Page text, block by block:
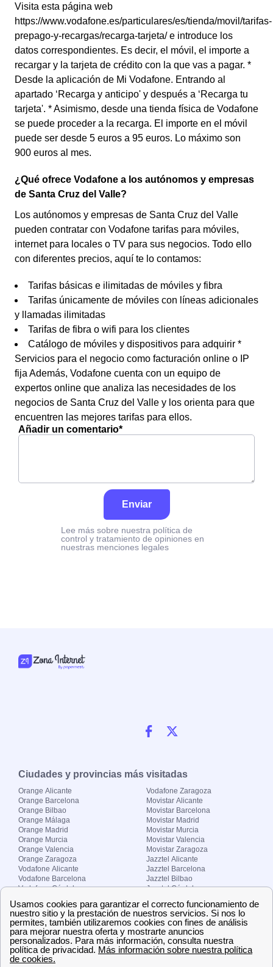
Visita esta página web
https://www.vodafone.es/particulares/es/tienda/movil/tarifas-
prepago-y-recargas/recarga-tarjeta/ e introduce los
datos correspondientes. Es decir, el móvil, el importe a
recargar y la tarjeta de crédito con la que vas a pagar. *
Desde la aplicación de Mi Vodafone. Entrando al
apartado ‘Recarga y anticipo' y después a ‘Recarga tu
tarjeta'. * Asimismo, desde una tienda física de Vodafone
se puede proceder a la recarga. El importe en el móvil
puede ser desde 5 euros a 95 euros. Lo máximo son
900 euros al mes.
¿Qué ofrece Vodafone a los autónomos y empresas
de Santa Cruz del Valle?
Los autónomos y empresas de Santa Cruz del Valle
pueden contratar con Vodafone tarifas para móviles,
internet para locales o TV para sus negocios. Todo ello
con diferentes precios, aquí te lo contamos:
Tarifas básicas e ilimitadas de móviles y fibra
Tarifas únicamente de móviles con líneas adicionales
y llamadas ilimitadas
Tarifas de fibra o wifi para los clientes
Catálogo de móviles y dispositivos para adquirir *
Servicios para el negocio como facturación online o IP
fija Además, Vodafone cuenta con un equipo de
expertos online que analiza las necesidades de los
negocios de Santa Cruz del Valle y los orienta para que
encuentren las mejores tarifas para ellos.
Añadir un comentario*
Enviar
Lee más sobre nuestra política de
control y tratamiento de opiniones en
nuestras menciones legales
Ciudades y provincias más visitadas
Orange Alicante
Orange Barcelona
Orange Bilbao
Orange Málaga
Orange Madrid
Orange Murcia
Orange Valencia
Orange Zaragoza
Vodafone Alicante
Vodafone Barcelona
Vodafone Córdoba
Vodafone Madrid
Vodafone Murcia
Vodafone Valencia
Vodafone Zaragoza
Movistar Alicante
Movistar Barcelona
Movistar Madrid
Movistar Murcia
Movistar Valencia
Movistar Zaragoza
Jazztel Alicante
Jazztel Barcelona
Jazztel Bilbao
Jazztel Córdoba
Jazztel Málaga
Jazztel Valencia
Jazztel Zaragoza
Sobre Zona-internet.com
¿Quiénes somos?